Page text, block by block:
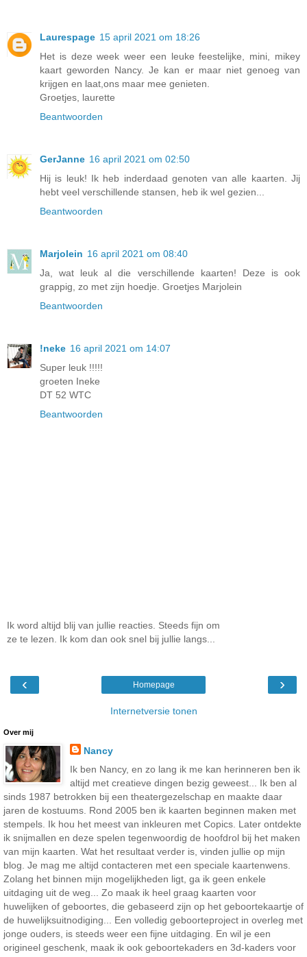
Laurespage 15 april 2021 om 18:26
Het is deze week weer een leuke feestelijke, mini, mikey
kaart geworden Nancy. Je kan er maar niet genoeg van
krijgen en laat,ons maar mee genieten.
Groetjes, laurette
Beantwoorden
GerJanne 16 april 2021 om 02:50
Hij is leuk! Ik heb inderdaad genoten van alle kaarten. Jij
hebt veel verschillende stansen, heb ik wel gezien...
Beantwoorden
Marjolein 16 april 2021 om 08:40
Ja, wat leuk al die verschillende kaarten! Deze is ook
grappig, zo met zijn hoedje. Groetjes Marjolein
Beantwoorden
!neke 16 april 2021 om 14:07
Super leuk !!!!!
groeten Ineke
DT 52 WTC
Beantwoorden
Ik word altijd blij van jullie reacties. Steeds fijn om
ze te lezen. Ik kom dan ook snel bij jullie langs...
‹ ›
Homepage
Internetversie tonen
Over mij
Nancy
Ik ben Nancy, en zo lang ik me kan herinneren ben ik
altijd met creatieve dingen bezig geweest... Ik ben al
sinds 1987 betrokken bij een theatergezelschap en maakte daar
jaren de kostuums. Rond 2005 ben ik kaarten beginnen maken met
stempels. Ik hou het meest van inkleuren met Copics. Later ontdekte
ik snijmallen en deze spelen tegenwoordig de hoofdrol bij het maken
van mijn kaarten. Wat het resultaat verder is, vinden jullie op mijn
blog. Je mag me altijd contacteren met een speciale kaartenwens.
Zolang het binnen mijn mogelijkheden ligt, ga ik geen enkele
uitdaging uit de weg... Zo maak ik heel graag kaarten voor
huwelijken of geboortes, die gebaseerd zijn op het geboortekaartje of
de huwelijksuitnodiging... Een volledig geboorteproject in overleg met
jonge ouders, is steeds weer een fijne uitdaging. En wil je een
origineel geschenk, maak ik ook geboortekaders en 3d-kaders voor